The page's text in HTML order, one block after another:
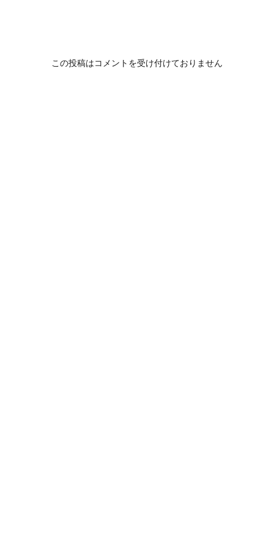
この投稿はコメントを受け付けておりません